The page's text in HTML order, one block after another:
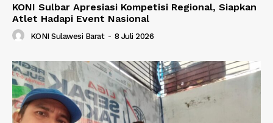
KONI Sulbar Apresiasi Kompetisi Regional, Siapkan
Atlet Hadapi Event Nasional
KONI Sulawesi Barat - 8 Juli 2026